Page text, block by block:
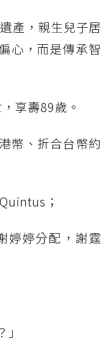
產，親生兒子居
心，而是傳承智
享壽89歲。
幣、折合台幣約
；
婷婷分配，謝霆